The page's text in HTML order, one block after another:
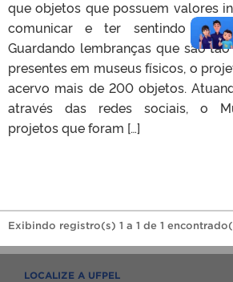
que objetos que possuem valores
comunicar e ter sentindo no
Guardando lembranças que são
presentes em museus físicos, o
acervo mais de 200 objetos.
através das redes sociais, o
projetos que foram […]
Exibindo registro(s) 1 a 1 de 1
LOCALIZE A UFPEL